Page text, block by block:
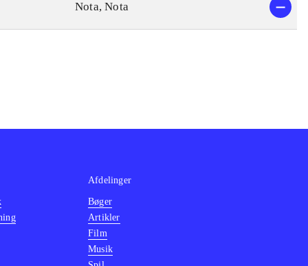
Nota, Nota
Afdelinger
Bøger
Artikler
Film
Musik